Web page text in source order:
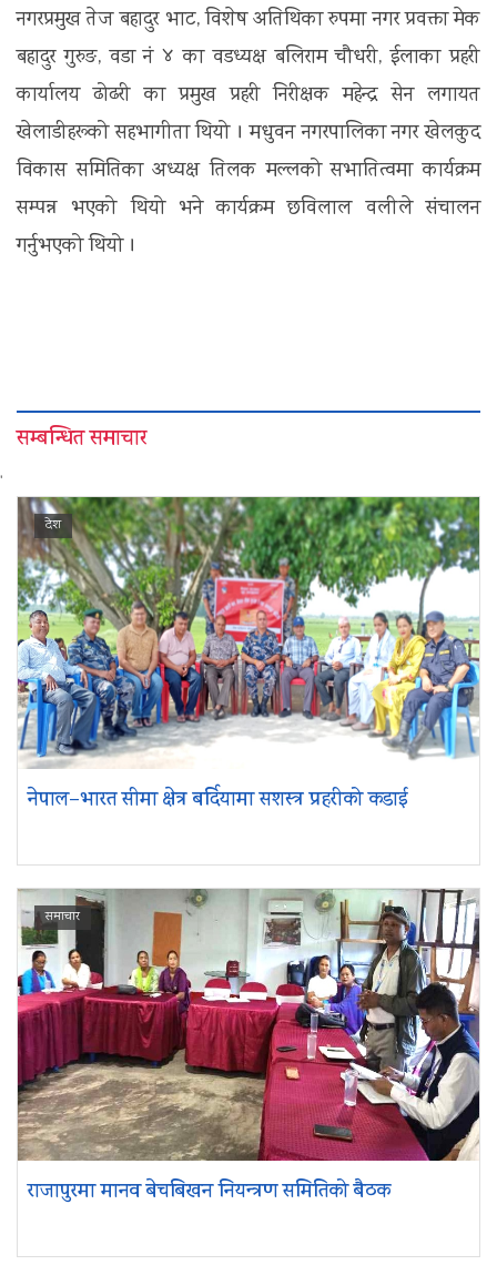
नगरप्रमुख तेज बहादुर भाट, विशेष अतिथिका रुपमा नगर प्रवक्ता मेक
बहादुर गुरुङ, वडा नं ४ का वडध्यक्ष बलिराम चौधरी, ईलाका प्रहरी
कार्यालय ढोढरी का प्रमुख प्रहरी निरीक्षक महेन्द्र सेन लगायत
खेलाडीहरूको सहभागीता थियो । मधुवन नगरपालिका नगर खेलकुद
विकास समितिका अध्यक्ष तिलक मल्लको सभातित्वमा कार्यक्रम
सम्पन्न भएको थियो भने कार्यक्रम छविलाल वलीले संचालन
गर्नुभएको थियो ।
सम्बन्धित समाचार
'
देश
नेपाल–भारत सीमा क्षेत्र बर्दियामा सशस्त्र प्रहरीको कडाई
समाचार
राजापुरमा मानव बेचबिखन नियन्त्रण समितिको बैठक